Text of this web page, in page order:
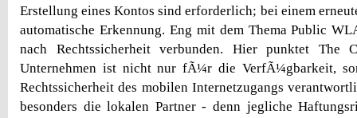
Erstellung eines Kontos sind erforderlich; bei einem
automatische Erkennung. Eng mit dem Thema Public
nach Rechtssicherheit verbunden. Hier punktet The
Unternehmen ist nicht nur fÃ¼r die VerfÃ¼gbarkeit,
Rechtssicherheit des mobilen Internetzugangs
besonders die lokalen Partner - denn jegliche